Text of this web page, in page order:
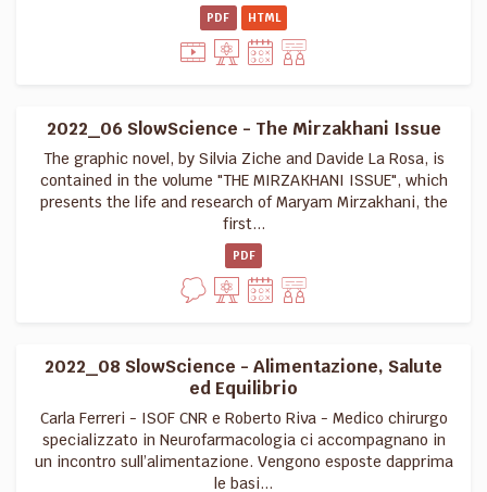
PDF HTML
2022_06 SlowScience - The Mirzakhani Issue
The graphic novel, by Silvia Ziche and Davide La Rosa, is
contained in the volume "THE MIRZAKHANI ISSUE", which
presents the life and research of Maryam Mirzakhani, the
first...
PDF
2022_08 SlowScience - Alimentazione, Salute
ed Equilibrio
Carla Ferreri - ISOF CNR e Roberto Riva - Medico chirurgo
specializzato in Neurofarmacologia ci accompagnano in
un incontro sull’alimentazione. Vengono esposte dapprima
le basi...